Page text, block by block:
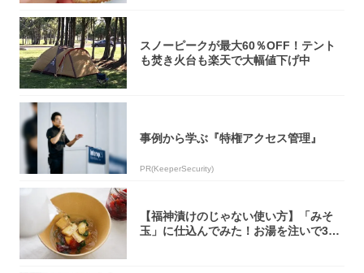
スノーピークが最大60％OFF！テント
も焚き火台も楽天で大幅値下げ中
事例から学ぶ『特権アクセス管理』
PR(KeeperSecurity)
【福神漬けのじゃない使い方】「みそ
玉」に仕込んでみた！お湯を注いで30